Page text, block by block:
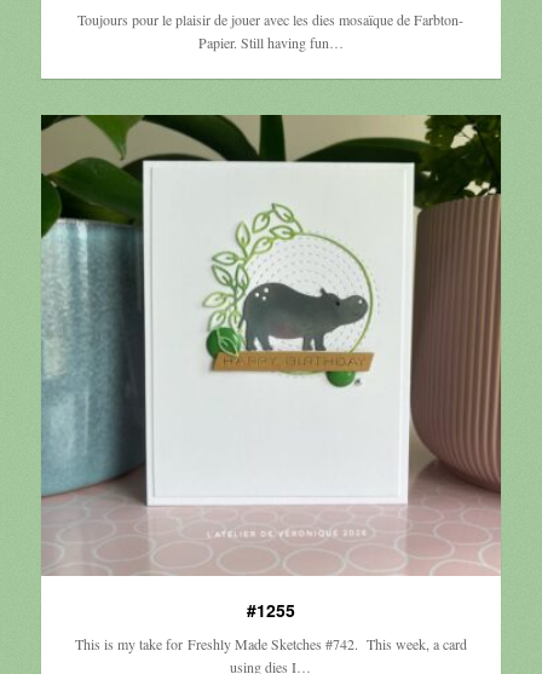
Toujours pour le plaisir de jouer avec les dies mosaïque de Farbton-
Papier. Still having fun…
#1255
This is my take for Freshly Made Sketches #742. This week, a card
using dies I…